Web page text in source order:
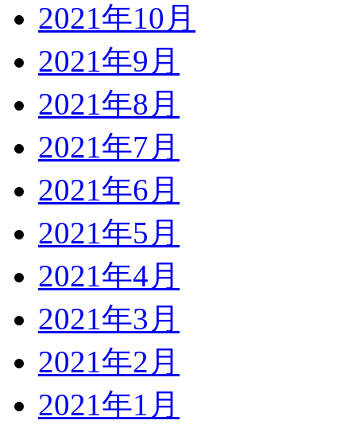
2021年10月
2021年9月
2021年8月
2021年7月
2021年6月
2021年5月
2021年4月
2021年3月
2021年2月
2021年1月